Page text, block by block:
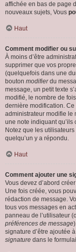
affichée en bas de page
nouveaux sujets, Vous
Haut
Comment modifier ou
À moins d’être
supprimer que vos
(quelquefois dans une
bouton modifierdu
message, un petit texte
modifié, le nombre de
dernière modification.
administrateur modifie le
une note indiquant
Notez que les
quelqu’un y a répondu.
Haut
Comment ajouter une
Vous devez d’abord
Une fois créée, vous
rédaction de message.
tous vos messages en
panneau de l’utilisateur
préférences de message
signature d’être ajoutée
signature dans le